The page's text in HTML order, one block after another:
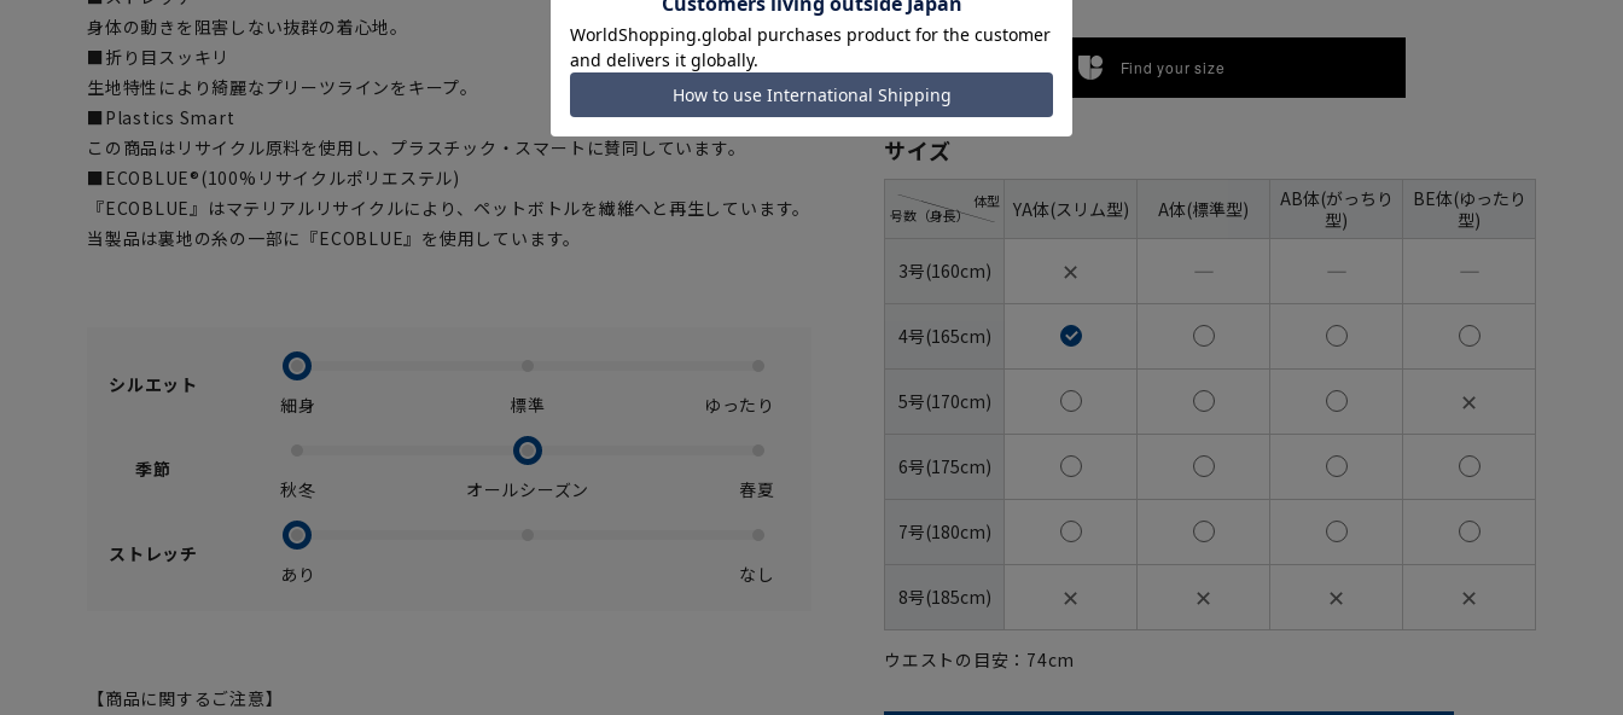
身体の動きを阻害しない抜群の着心地。
■折り目スッキリ
生地特性により綺麗なプリーツラインをキープ。
■Plastics Smart
この商品はリサイクル原料を使用し、プラスチック・スマートに賛同しています。
■ECOBLUE®(100%リサイクルポリエステル)
『ECOBLUE』はマテリアルリサイクルにより、ペットボトルを繊維へと再生しています。
当製品は裏地の糸の一部に『ECOBLUE』を使用しています。
シルエット
細身
標準 ゆったり
季節
秋冬
オールシーズン 春夏
ストレッチ
あり
なし
【商品に関するご注意】
Find your size
サイズ
号数（身長）
体型 YA体(スリム型) A体(標準型)
AB体(がっちり
型)
BE体(ゆったり
型)
3号(160cm) ✕ ― ― ―
4号(165cm)
5号(170cm) ✕
6号(175cm)
7号(180cm)
8号(185cm) ✕ ✕ ✕ ✕
ウエストの目安： 74cm